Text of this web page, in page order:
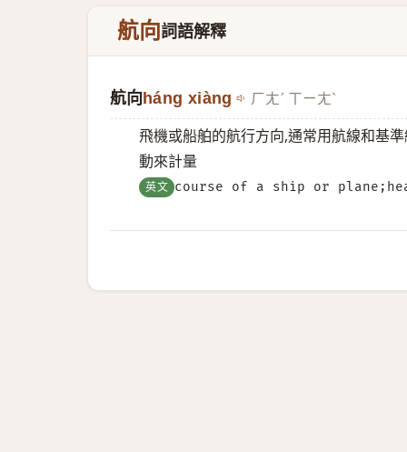
航向詞語解釋
航向 háng xiàng ㄏㄤˊ ㄒㄧㄤˋ
飛機或船舶的航行方向,通常用航線和基
動來計量
英文 course of a ship or